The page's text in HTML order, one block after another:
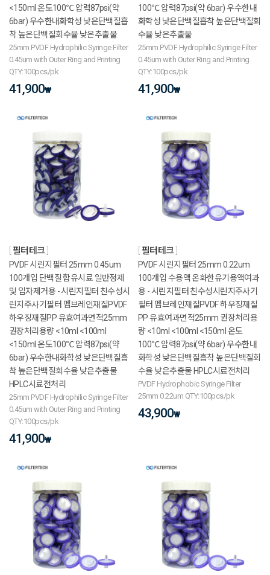
<150ml 온도100℃ 압력87psi(약
6bar) 우수한내화학성 낮은단백질흡
착 높은단백질회수율 낮은추출물
25mm PVDF Hydrophilic Syringe Filter
0.45um with Outer Ring and Printing
QTY:100pcs/pk
41,900₩
100℃ 압력87psi(약 6bar) 우수한내
화학성 낮은단백질흡착 높은단백질회
수율 낮은추출물
25mm PVDF Hydrophilic Syringe Filter
0.45um with Outer Ring and Printing
QTY:100pcs/pk
41,900₩
필터테크
PVDF 시린지필터 25mm 0.45um
100개입 단백질 함유시료 일반정제
및 입자제거용 - 시린지필터 친수성시
린지주사기필터 멤브레인재질PVDF
하우징재질PP 유효여과면적25mm
권장처리용량 <10ml <100ml
<150ml 온도100℃ 압력87psi(약
6bar) 우수한내화학성 낮은단백질흡
착 높은단백질회수율 낮은추출물
HPLC시료전처리
25mm PVDF Hydrophilic Syringe Filter
0.45um with Outer Ring and Printing
QTY:100pcs/pk
41,900₩
필터테크
PVDF 시린지필터 25mm 0.22um
100개입 수용액 온화한유기용액여과
용 - 시린지필터 친수성시린지주사기
필터 멤브레인재질PVDF 하우징재질
PP 유효여과면적25mm 권장처리용
량 <10ml <100ml <150ml 온도
100℃ 압력87psi(약 6bar) 우수한내
화학성 낮은단백질흡착 높은단백질회
수율 낮은추출물 HPLC시료전처리
PVDF Hydrophobic Syringe Filter
25mm 0.22um QTY:100pcs/pk
43,900₩